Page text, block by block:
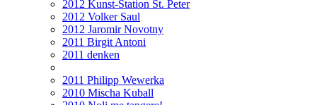
2012 Kunst-Station St. Peter
2012 Volker Saul
2012 Jaromir Novotny
2011 Birgit Antoni
2011 denken
2011 Philipp Wewerka
2010 Mischa Kuball